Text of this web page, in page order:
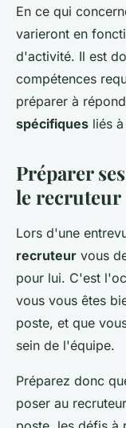
En ce qui
varieront en
d'activité. Il est
compétences
préparer à
spécifiques liés
Préparer
le recruteur
Lors d'une
recruteur vous
pour lui. C'est
vous vous êtes
poste, et que
sein de l'équipe.
Préparez donc
poser au